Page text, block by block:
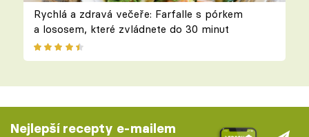
Rychlá a zdravá večeře: Farfalle s pórkem
a lososem, které zvládnete do 30 minut
Nejlepší recepty e-mailem